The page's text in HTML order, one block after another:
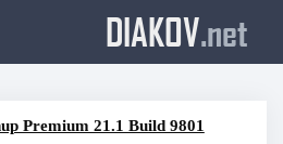
DIAKOV.net
Premium 21.1 Build 9801